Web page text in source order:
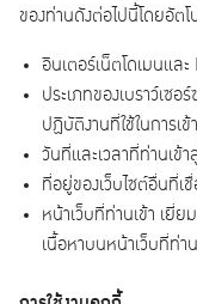
ของท่านดังต่อไปนี้โดยอัต
อินเตอร์เน็ตโดเมนแล
ประเภทของเบราว์เซ
ปฏิบัติงานที่ใช้ในการเข้
วันที่และเวลาที่ท่านเข้า
ที่อยู่ของเว็บไซต์อื่นที่เชื่
หน้าเว็บที่ท่านเข้า เยี่ย
เนื้อหาบนหน้าเว็บที่ท่า